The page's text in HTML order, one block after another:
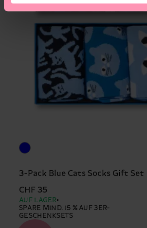
3-Pack Blue Cats Socks Gift Set
CHF 35
AUF LAGER
SPARE MIND. 15 % AUF 3ER-
GESCHENKSETS